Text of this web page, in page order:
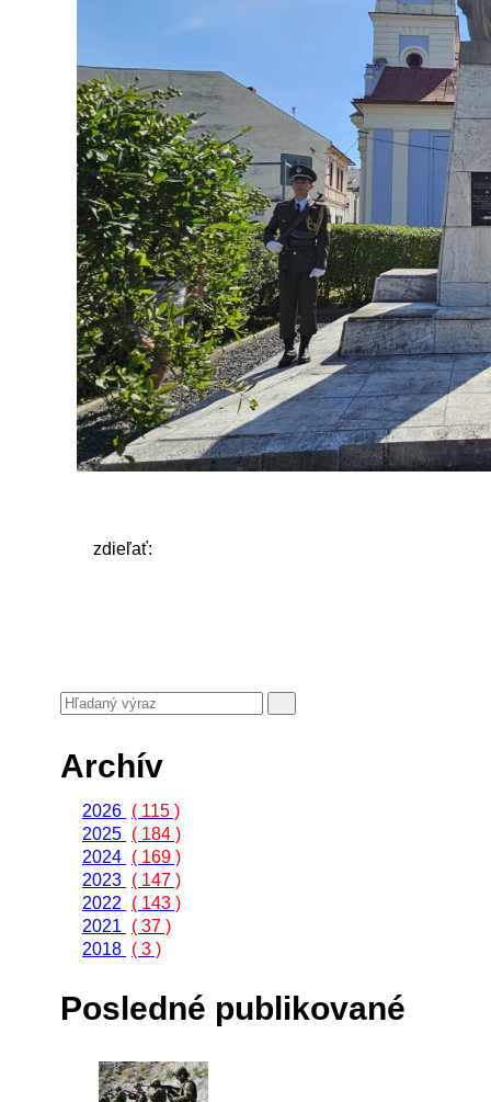
zdieľať:
Archív
2026 ( 115 )
2025 ( 184 )
2024 ( 169 )
2023 ( 147 )
2022
( 143 )
2021
( 37 )
2018 ( 3 )
Posledné publikované